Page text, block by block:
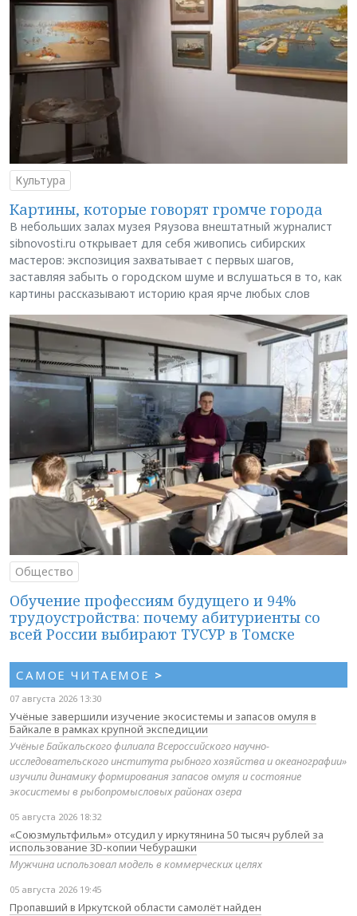
Культура
Картины, которые говорят громче города
В небольших залах музея Ряузова внештатный журналист
sibnovosti.ru открывает для себя живопись сибирских
мастеров: экспозиция захватывает с первых шагов,
заставляя забыть о городском шуме и вслушаться в то, как
картины рассказывают историю края ярче любых слов
Общество
Обучение профессиям будущего и 94%
трудоустройства: почему абитуриенты со
всей России выбирают ТУСУР в Томске
САМОЕ ЧИТАЕМОЕ >
07 августа 2026 13:30
Учёные завершили изучение экосистемы и запасов омуля в
Байкале в рамках крупной экспедиции
Учёные Байкальского филиала Всероссийского научно-
исследовательского института рыбного хозяйства и океанографии»
изучили динамику формирования запасов омуля и состояние
экосистемы в рыбопромысловых районах озера
05 августа 2026 18:32
«Союзмультфильм» отсудил у иркутянина 50 тысяч рублей за
использование 3D-копии Чебурашки
Мужчина использовал модель в коммерческих целях
05 августа 2026 19:45
Пропавший в Иркутской области самолёт найден